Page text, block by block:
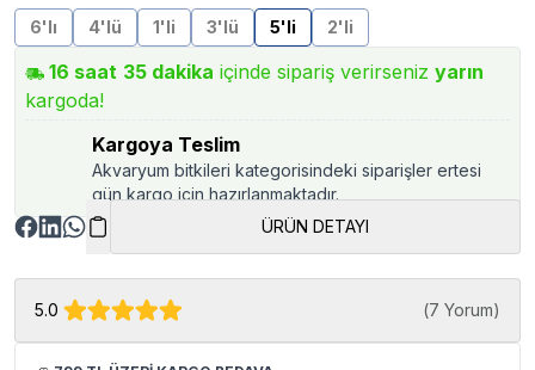
6'lı
4'lü 1'li 3'lü 5'li 2'li
16 saat 35 dakika içinde sipariş verirseniz yarın
kargoda!
Kargoya Teslim
Akvaryum bitkileri kategorisindeki siparişler ertesi
gün kargo için hazırlanmaktadır.
ÜRÜN DETAYI
5.0 (7 Yorum)